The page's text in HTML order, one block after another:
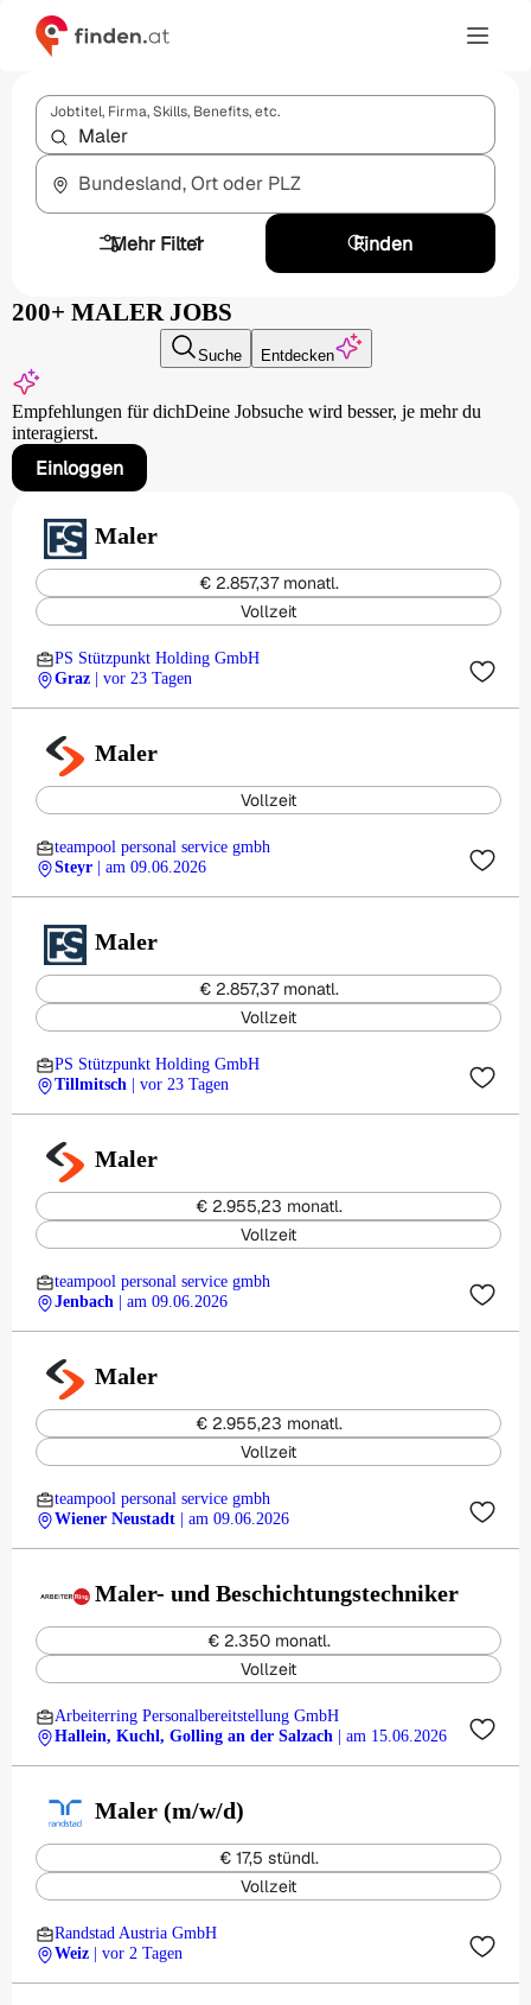
Jobtitel, Firma, Skills, Benefits, etc.
Bundesland, Ort oder PLZ
Mehr Filter
1 Finden
200+ MALER JOBS
Suche Entdecken
Empfehlungen für dichDeine Jobsuche wird besser, je mehr du
interagierst.
Einloggen
Maler
€ 2.857,37 monatl.
Vollzeit
PS Stützpunkt Holding GmbH
Graz
| vor 23 Tagen
Maler
Vollzeit
teampool personal service gmbh
Steyr
| am 09.06.2026
Maler
€ 2.857,37 monatl.
Vollzeit
PS Stützpunkt Holding GmbH
Tillmitsch
| vor 23 Tagen
Maler
€ 2.955,23 monatl.
Vollzeit
teampool personal service gmbh
Jenbach
| am 09.06.2026
Maler
€ 2.955,23 monatl.
Vollzeit
teampool personal service gmbh
Wiener Neustadt
| am 09.06.2026
Maler- und Beschichtungstechniker
€ 2.350 monatl.
Vollzeit
Arbeiterring Personalbereitstellung GmbH
Hallein, Kuchl, Golling an der Salzach
| am 15.06.2026
Maler (m/w/d)
€ 17,5 stündl.
Vollzeit
Randstad Austria GmbH
Weiz
| vor 2 Tagen